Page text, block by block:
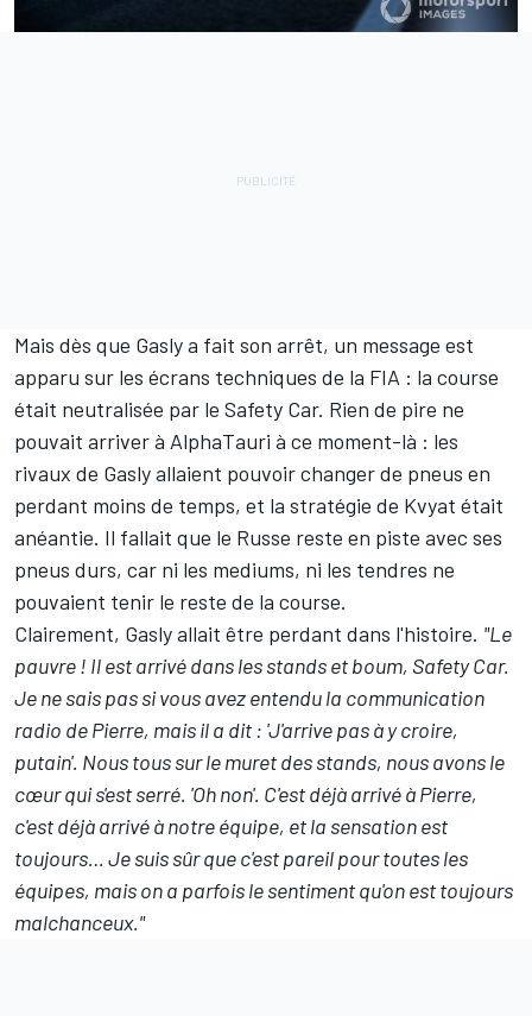
Mais dès que Gasly a fait son arrêt, un message est
apparu sur les écrans techniques de la FIA : la course
était neutralisée par le Safety Car. Rien de pire ne
pouvait arriver à AlphaTauri à ce moment-là : les
rivaux de Gasly allaient pouvoir changer de pneus en
perdant moins de temps, et la stratégie de Kvyat était
anéantie. Il fallait que le Russe reste en piste avec ses
pneus durs, car ni les mediums, ni les tendres ne
pouvaient tenir le reste de la course.
Clairement, Gasly allait être perdant dans l'histoire. "Le
pauvre ! Il est arrivé dans les stands et boum, Safety Car.
Je ne sais pas si vous avez entendu la communication
radio de Pierre, mais il a dit : 'J'arrive pas à y croire,
putain'. Nous tous sur le muret des stands, nous avons le
cœur qui s'est serré. 'Oh non'. C'est déjà arrivé à Pierre,
c'est déjà arrivé à notre équipe, et la sensation est
toujours… Je suis sûr que c'est pareil pour toutes les
équipes, mais on a parfois le sentiment qu'on est toujours
malchanceux."